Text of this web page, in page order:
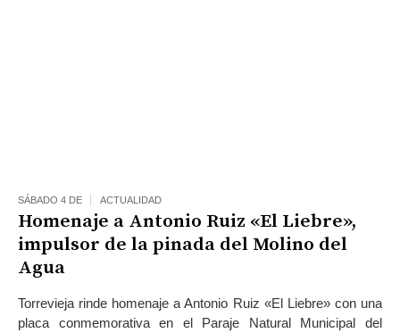
SÁBADO 4 DE ACTUALIDAD
Homenaje a Antonio Ruiz «El Liebre»,
impulsor de la pinada del Molino del
Agua
Torrevieja rinde homenaje a Antonio Ruiz «El Liebre» con una
placa conmemorativa en el Paraje Natural Municipal del